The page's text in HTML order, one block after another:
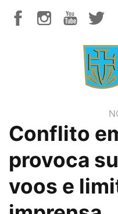
Conflito
provoca
voos e